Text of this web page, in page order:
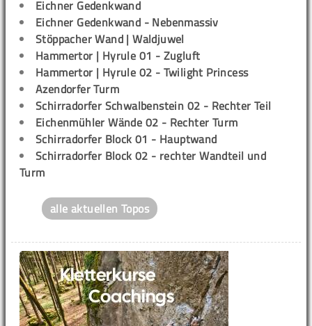
Eichner Gedenkwand
Eichner Gedenkwand - Nebenmassiv
Stöppacher Wand | Waldjuwel
Hammertor | Hyrule 01 - Zugluft
Hammertor | Hyrule 02 - Twilight Princess
Azendorfer Turm
Schirradorfer Schwalbenstein 02 - Rechter Teil
Eichenmühler Wände 02 - Rechter Turm
Schirradorfer Block 01 - Hauptwand
Schirradorfer Block 02 - rechter Wandteil und
Turm
alle aktuellen Topos